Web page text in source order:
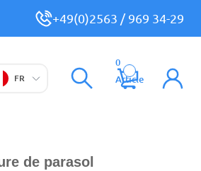
+49(0)2563 / 969 34-29
FR
0
Article
de parasol